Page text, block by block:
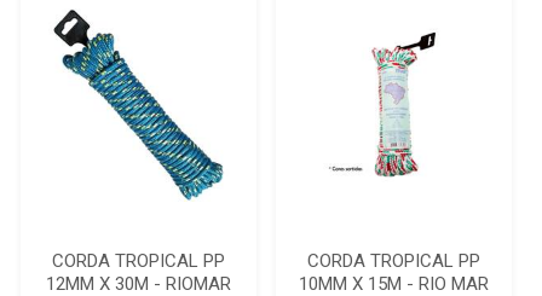
CORDA TROPICAL PP
12MM X 30M - RIOMAR
CORDA TROPICAL PP
10MM X 15M - RIO MAR